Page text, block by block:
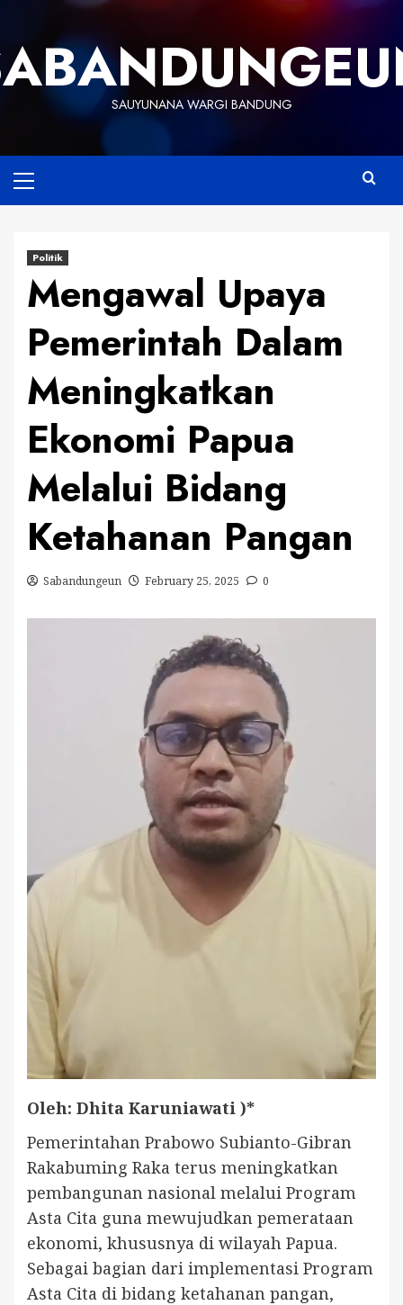
content
SAUYUNANA WARGI BANDUNG
Menu
Politik
Mengawal Upaya
Pemerintah Dalam
Meningkatkan
Ekonomi Papua
Melalui Bidang
Ketahanan Pangan
Sabandungeun February 25, 2025 0
Oleh: Dhita Karuniawati )*
Pemerintahan Prabowo Subianto-Gibran
Rakabuming Raka terus meningkatkan
pembangunan nasional melalui Program
Asta Cita guna mewujudkan pemerataan
ekonomi, khususnya di wilayah Papua.
Sebagai bagian dari implementasi Program
Asta Cita di bidang ketahanan pangan,